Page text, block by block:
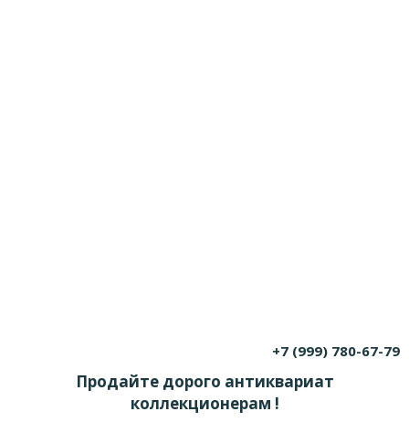
+7 (999) 780-67-79
Продайте дорого антиквариат
коллекционерам !